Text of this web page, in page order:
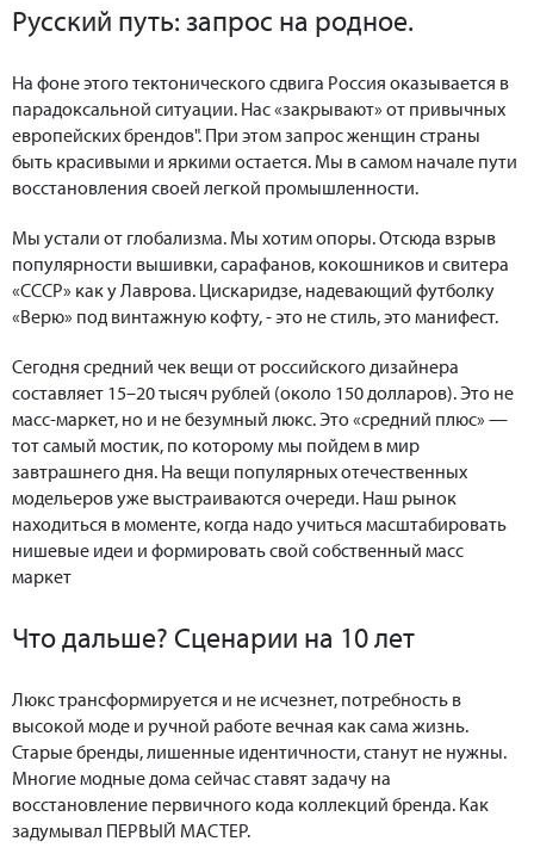
Русский путь: запрос на родное.
На фоне этого тектонического сдвига Россия оказывается в
парадоксальной ситуации. Нас «закрывают» от привычных
европейских брендов". При этом запрос женщин страны
быть красивыми и яркими остается. Мы в самом начале пути
восстановления своей легкой промышленности.
Мы устали от глобализма. Мы хотим опоры. Отсюда взрыв
популярности вышивки, сарафанов, кокошников и свитера
«СССР» как у Лаврова. Цискаридзе, надевающий футболку
«Верю» под винтажную кофту, - это не стиль, это манифест.
Сегодня средний чек вещи от российского дизайнера
составляет 15–20 тысяч рублей (около 150 долларов). Это не
масс-маркет, но и не безумный люкс. Это «средний плюс» —
тот самый мостик, по которому мы пойдем в мир
завтрашнего дня. На вещи популярных отечественных
модельеров уже выстраиваются очереди. Наш рынок
находиться в моменте, когда надо учиться масштабировать
нишевые идеи и формировать свой собственный масс
маркет
Что дальше? Сценарии на 10 лет
Люкс трансформируется и не исчезнет, потребность в
высокой моде и ручной работе вечная как сама жизнь.
Старые бренды, лишенные идентичности, станут не нужны.
Многие модные дома сейчас ставят задачу на
восстановление первичного кода коллекций бренда. Как
задумывал ПЕРВЫЙ МАСТЕР.